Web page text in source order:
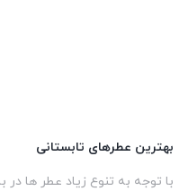
بهترین عطرهای تابستانی
با توجه به تنوع زیاد عطر ها